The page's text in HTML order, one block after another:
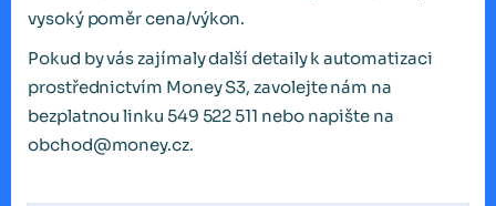
vysoký poměr cena/výkon.
Pokud by vás zajímaly další detaily k automatizaci
prostřednictvím Money S3, zavolejte nám na
bezplatnou linku 549 522 511 nebo napište na
obchod@money.cz.